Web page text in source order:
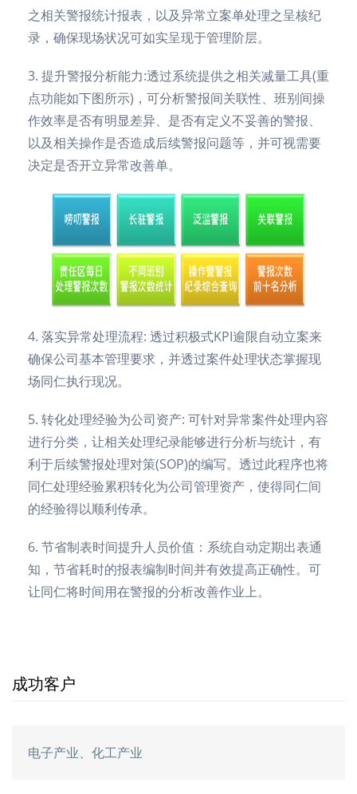
之相关警报统计报表，以及异常立案单处理之呈核纪
录，确保现场状况可如实呈现于管理阶层。
3. 提升警报分析能力:透过系统提供之相关减量工具(重
点功能如下图所示)，可分析警报间关联性、班别间操
作效率是否有明显差异、是否有定义不妥善的警报、
以及相关操作是否造成后续警报问题等，并可视需要
决定是否开立异常改善单。
4. 落实异常处理流程: 透过积极式KPI逾限自动立案来
确保公司基本管理要求，并透过案件处理状态掌握现
场同仁执行现况。
5. 转化处理经验为公司资产: 可针对异常案件处理内容
进行分类，让相关处理纪录能够进行分析与统计，有
利于后续警报处理对策(SOP)的编写。透过此程序也将
同仁处理经验累积转化为公司管理资产，使得同仁间
的经验得以顺利传承。
6. 节省制表时间提升人员价值：系统自动定期出表通
知，节省耗时的报表编制时间并有效提高正确性。可
让同仁将时间用在警报的分析改善作业上。
成功客户
电子产业、化工产业